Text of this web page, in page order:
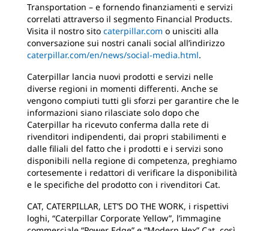
Transportation – e fornendo finanziamenti e servizi
correlati attraverso il segmento Financial Products.
Visita il nostro sito caterpillar.com o unisciti alla
conversazione sui nostri canali social all’indirizzo
caterpillar.com/en/news/social-media.html.
Caterpillar lancia nuovi prodotti e servizi nelle
diverse regioni in momenti differenti. Anche se
vengono compiuti tutti gli sforzi per garantire che le
informazioni siano rilasciate solo dopo che
Caterpillar ha ricevuto conferma dalla rete di
rivenditori indipendenti, dai propri stabilimenti e
dalle filiali del fatto che i prodotti e i servizi sono
disponibili nella regione di competenza, preghiamo
cortesemente i redattori di verificare la disponibilità
e le specifiche del prodotto con i rivenditori Cat.
CAT, CATERPILLAR, LET’S DO THE WORK, i rispettivi
loghi, “Caterpillar Corporate Yellow”, l’immagine